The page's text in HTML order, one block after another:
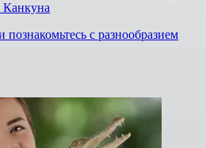
с разнообразием